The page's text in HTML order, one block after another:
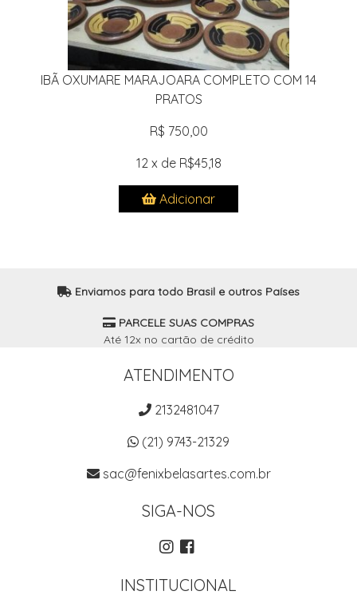
IBÃ OXUMARE MARAJOARA COMPLETO COM 14
PRATOS
R$ 750,00
12 x de R$45,18
Adicionar
Enviamos para todo Brasil e outros Países
PARCELE SUAS COMPRAS
Até 12x no cartão de crédito
ATENDIMENTO
2132481047
(21) 9743-21329
sac@fenixbelasartes.com.br
SIGA-NOS
INSTITUCIONAL